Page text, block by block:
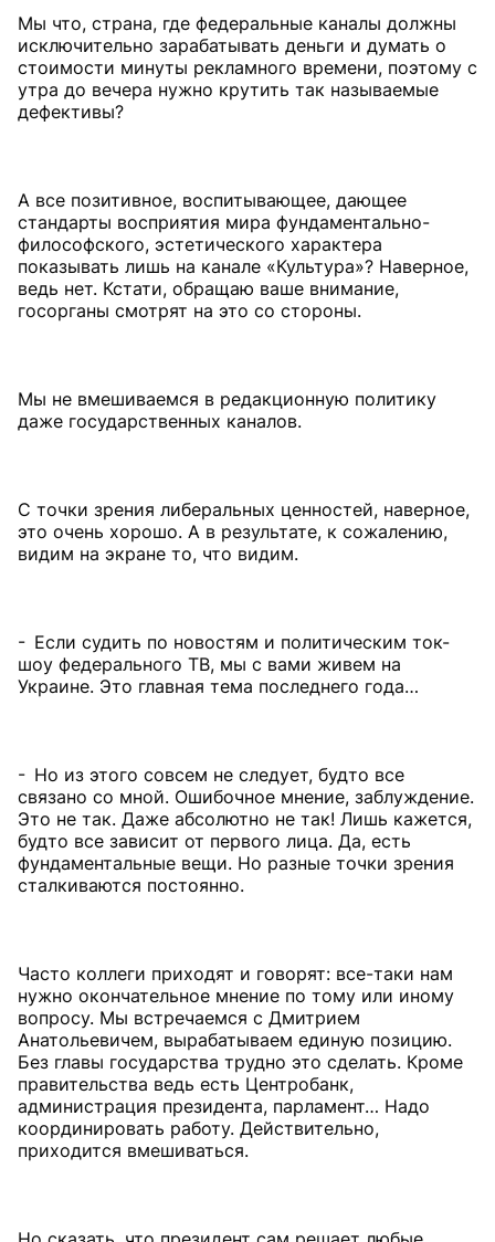
Мы что, страна, где федеральные каналы должны
исключительно зарабатывать деньги и думать о
стоимости минуты рекламного времени, поэтому с
утра до вечера нужно крутить так называемые
дефективы?
А все позитивное, воспитывающее, дающее
стандарты восприятия мира фундаментально-
философского, эстетического характера
показывать лишь на канале «Культура»? Наверное,
ведь нет. Кстати, обращаю ваше внимание,
госорганы смотрят на это со стороны.
Мы не вмешиваемся в редакционную политику
даже государственных каналов.
С точки зрения либеральных ценностей, наверное,
это очень хорошо. А в результате, к сожалению,
видим на экране то, что видим.
- Если судить по новостям и политическим ток-
шоу федерального ТВ, мы с вами живем на
Украине. Это главная тема последнего года…
- Но из этого совсем не следует, будто все
связано со мной. Ошибочное мнение, заблуждение.
Это не так. Даже абсолютно не так! Лишь кажется,
будто все зависит от первого лица. Да, есть
фундаментальные вещи. Но разные точки зрения
сталкиваются постоянно.
Часто коллеги приходят и говорят: все-таки нам
нужно окончательное мнение по тому или иному
вопросу. Мы встречаемся с Дмитрием
Анатольевичем, вырабатываем единую позицию.
Без главы государства трудно это сделать. Кроме
правительства ведь есть Центробанк,
администрация президента, парламент… Надо
координировать работу. Действительно,
приходится вмешиваться.